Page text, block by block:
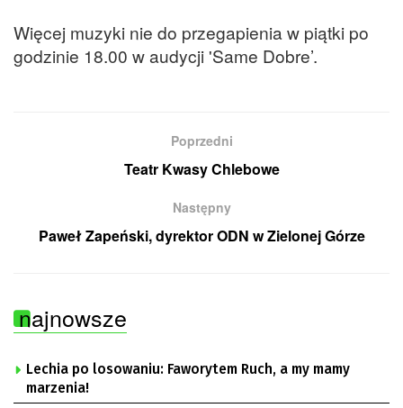
Więcej muzyki nie do przegapienia w piątki po
godzinie 18.00 w audycji 'Same Dobre’.
Poprzedni
Teatr Kwasy Chlebowe
Następny
Paweł Zapeński, dyrektor ODN w Zielonej Górze
najnowsze
Lechia po losowaniu: Faworytem Ruch, a my mamy
marzenia!